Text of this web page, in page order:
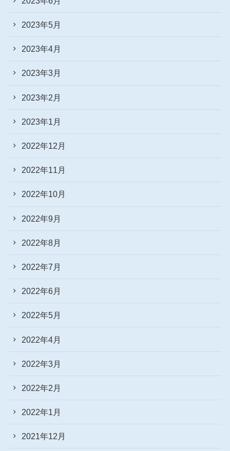
2023年5月
2023年4月
2023年3月
2023年2月
2023年1月
2022年12月
2022年11月
2022年10月
2022年9月
2022年8月
2022年7月
2022年6月
2022年5月
2022年4月
2022年3月
2022年2月
2022年1月
2021年12月